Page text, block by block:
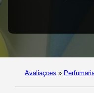
Avaliaçoes »